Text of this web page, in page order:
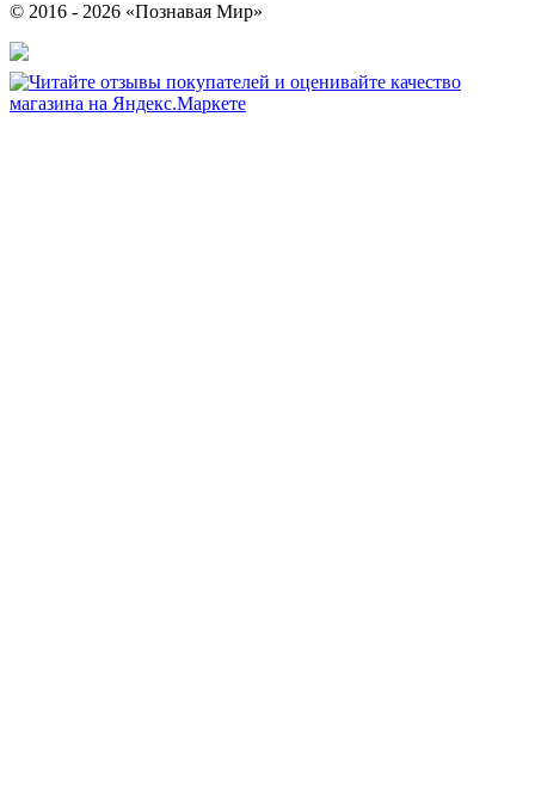
© 2016 - 2026 «Познавая Мир»